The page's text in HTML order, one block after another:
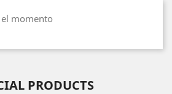
momento
PRODUCTS